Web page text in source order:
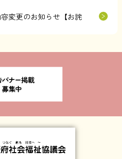
変更のお知らせ【お詫